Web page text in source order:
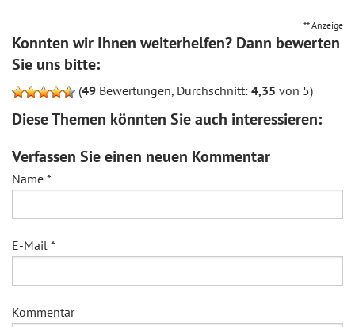
** Anzeige
Konnten wir Ihnen weiterhelfen? Dann bewerten
Sie uns bitte:
(49 Bewertungen, Durchschnitt: 4,35 von 5)
Diese Themen könnten Sie auch interessieren:
Verfassen Sie einen neuen Kommentar
Name *
E-Mail *
Kommentar